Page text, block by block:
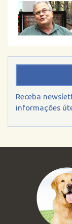
Receba
informações